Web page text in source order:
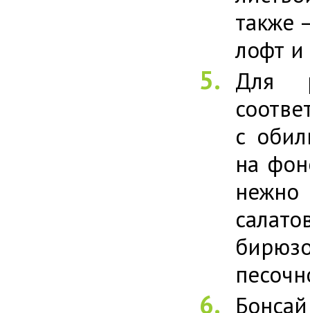
также
лофт и
Для
с
на